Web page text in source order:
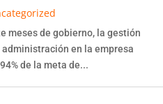
meses de gobierno, la gestión
en la empresa
de la meta de...